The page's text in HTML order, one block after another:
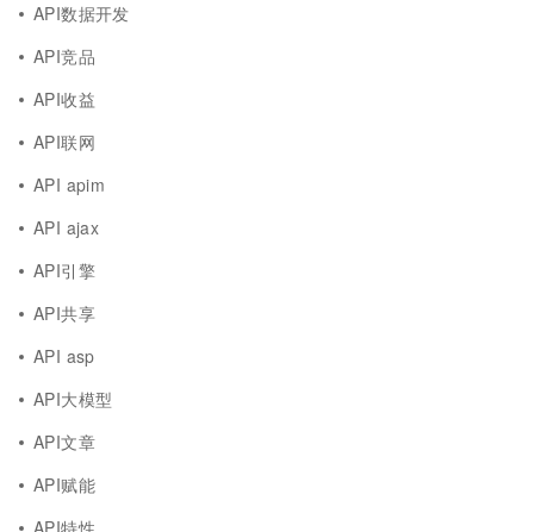
API数据开发
API竞品
API收益
API联网
API apim
API ajax
API引擎
API共享
API asp
API大模型
API文章
API赋能
API特性